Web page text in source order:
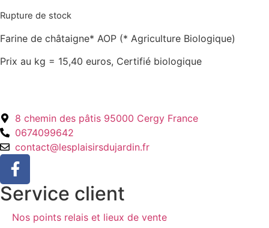
Rupture de stock
Farine de châtaigne* AOP (* Agriculture Biologique)
Prix au kg = 15,40 euros, Certifié biologique
8 chemin des pâtis 95000 Cergy France
0674099642
contact@lesplaisirsdujardin.fr
Service client
Nos points relais et lieux de vente